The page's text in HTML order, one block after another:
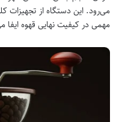
می‌رود. این دستگاه از
مهمی در کیفیت نهایی قهوه ایفا